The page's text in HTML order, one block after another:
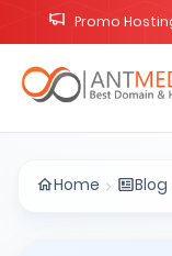
Promo
Home Blog